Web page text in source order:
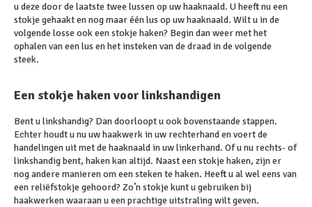
u deze door de laatste twee lussen op uw haaknaald. U heeft nu een
stokje gehaakt en nog maar één lus op uw haaknaald. Wilt u in de
volgende losse ook een stokje haken? Begin dan weer met het
ophalen van een lus en het insteken van de draad in de volgende
steek.
Een stokje haken voor linkshandigen
Bent u linkshandig? Dan doorloopt u ook bovenstaande stappen.
Echter houdt u nu uw haakwerk in uw rechterhand en voert de
handelingen uit met de haaknaald in uw linkerhand. Of u nu rechts- of
linkshandig bent, haken kan altijd. Naast een stokje haken, zijn er
nog andere manieren om een steken te haken. Heeft u al wel eens van
een reliëfstokje gehoord? Zo’n stokje kunt u gebruiken bij
haakwerken waaraan u een prachtige uitstraling wilt geven.